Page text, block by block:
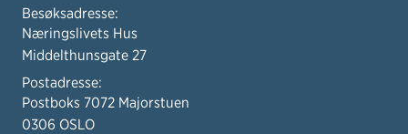
Besøksadresse:
Næringslivets Hus
Middelthunsgate 27
Postadresse:
Postboks 7072 Majorstuen
0306 OSLO